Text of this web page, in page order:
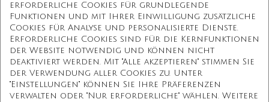
Kostenloser Versand
Kostenlose Geschenkbox
Kostenlose Gravur
Unbegrenzte Redesign
erforderliche Cookies für grundlegende
Funktionen und mit Ihrer Einwilligung zusätzliche
Cookies für Analyse und personalisierte Dienste.
Erforderliche Cookies sind für die Kernfunktionen
der Website notwendig und können nicht
deaktiviert werden. Mit "Alle akzeptieren" stimmen Sie
der Verwendung aller Cookies zu. Unter
"Einstellungen" können Sie Ihre Präferenzen
verwalten oder "Nur erforderliche" wählen. Weitere